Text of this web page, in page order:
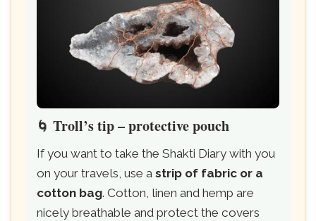
🌀 Troll’s tip – protective pouch
If you want to take the Shakti Diary with you
on your travels, use a strip of fabric or a
cotton bag. Cotton, linen and hemp are
nicely breathable and protect the covers